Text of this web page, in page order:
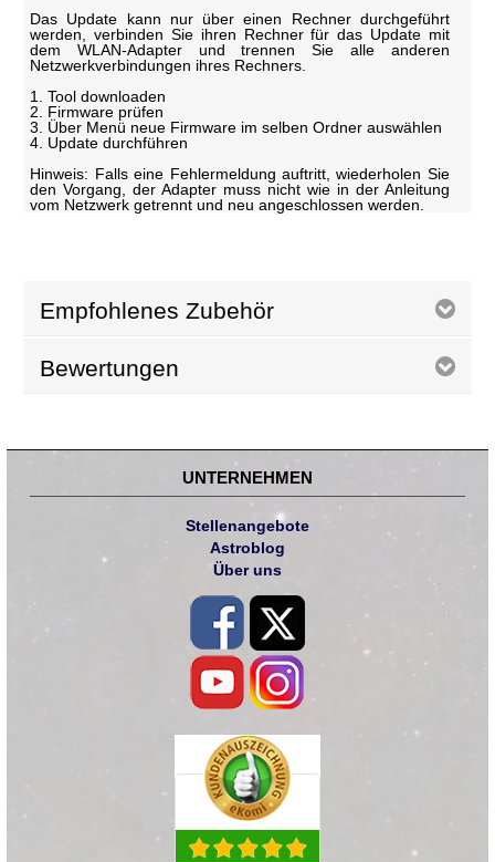
Das Update kann nur über einen Rechner durchgeführt
werden, verbinden Sie ihren Rechner für das Update mit
dem WLAN-Adapter und trennen Sie alle anderen
Netzwerkverbindungen ihres Rechners.
1. Tool downloaden
2. Firmware prüfen
3. Über Menü neue Firmware im selben Ordner auswählen
4. Update durchführen
Hinweis: Falls eine Fehlermeldung auftritt, wiederholen Sie
den Vorgang, der Adapter muss nicht wie in der Anleitung
vom Netzwerk getrennt und neu angeschlossen werden.
Empfohlenes Zubehör
Bewertungen
UNTERNEHMEN
Stellenangebote
Astroblog
Über uns